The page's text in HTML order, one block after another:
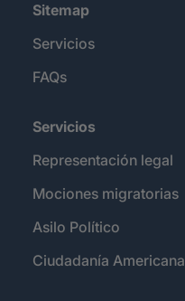
Sitemap
Servicios
FAQs
Servicios
Representación legal
Mociones migratorias
Asilo Político
Ciudadanía Americana